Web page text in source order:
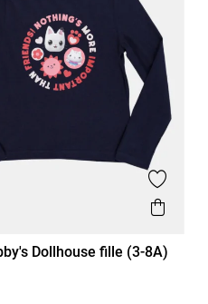
Dollhouse fille (3-8A)